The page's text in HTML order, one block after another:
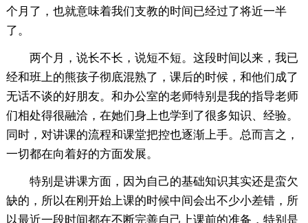
个月了，也就意味着我们支教的时间已经过了将近一半
了。
两个月，说长不长，说短不短。这段时间以来，我已
经和班上的熊孩子彻底混熟了，课后的时候，和他们成了
无话不谈的好朋友。和办公室的老师特别是我的指导老师
们相处得很融洽，在她们身上也学到了很多知识、经验。
同时，对讲课的流程和课堂把控也逐渐上手。总而言之，
一切都在向着好的方面发展。
特别是讲课方面，因为自己的基础知识其实还是蛮欠
缺的，所以在刚开始上课的时候中间会出不少小差错，所
以最近一段时间都在不断完善自己上课前的准备，特别是